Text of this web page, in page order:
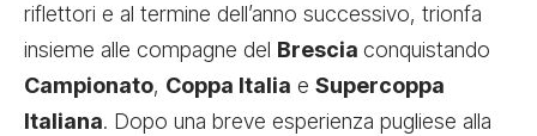
riflettori e al termine dell’anno successivo, trionfa
insieme alle compagne del Brescia conquistando
Campionato, Coppa Italia e Supercoppa
Italiana. Dopo una breve esperienza pugliese alla